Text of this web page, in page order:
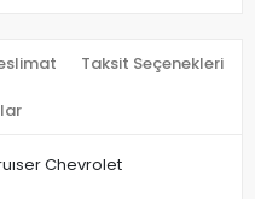
Taksit Seçenekleri
Chevrolet